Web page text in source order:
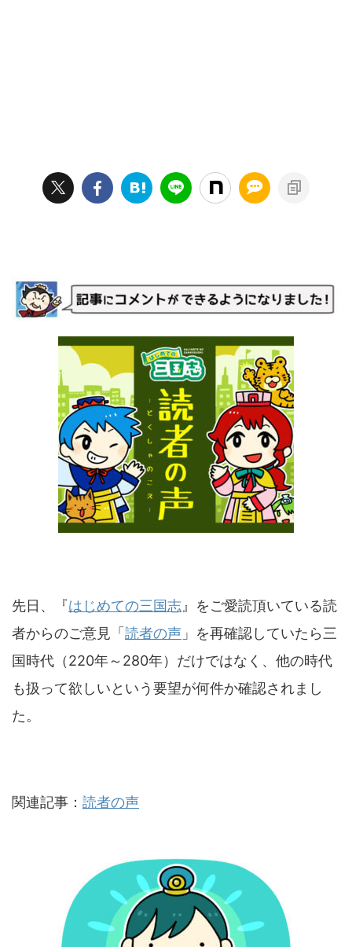
先日、『はじめての三国志』をご愛読頂いている読
者からのご意見「 読者の声 」を再確認していたら三
国時代（220年～280年）だけではなく、他の時代
も扱って欲しいという要望が何件か確認されまし
た。
関連記事： 読者の声